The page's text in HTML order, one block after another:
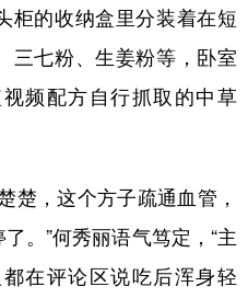
柜的收纳盒里分装着在短
三七粉、生姜粉等，卧室
频配方自行抓取的中草
，这个方子疏通血管，
。”何秀丽语气笃定，“主
在评论区说吃后浑身轻